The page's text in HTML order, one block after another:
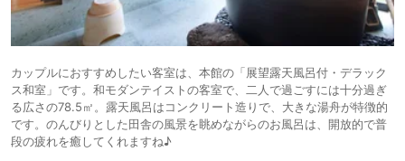
カップルにおすすめしたい客室は、本館の「展望露天風呂付・デラック
ス和室」です。和モダンテイストの客室で、二人で過ごすには十分過ぎ
る広さの78.5㎡。露天風呂はコンクリート造りで、大きな湯舟が特徴的
です。のんびりとした田舎の風景を眺めながらのお風呂は、開放的で普
段の疲れを癒してくれますね♪